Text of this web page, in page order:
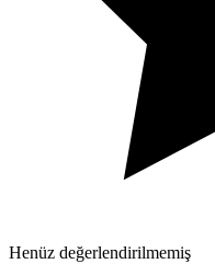
Henüz değerlendirilmemiş